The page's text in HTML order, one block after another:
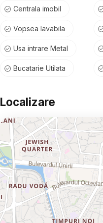
Centrala imobil
Vopsea lavabila
Usa intrare Metal
Bucatarie Utilata
Localizare